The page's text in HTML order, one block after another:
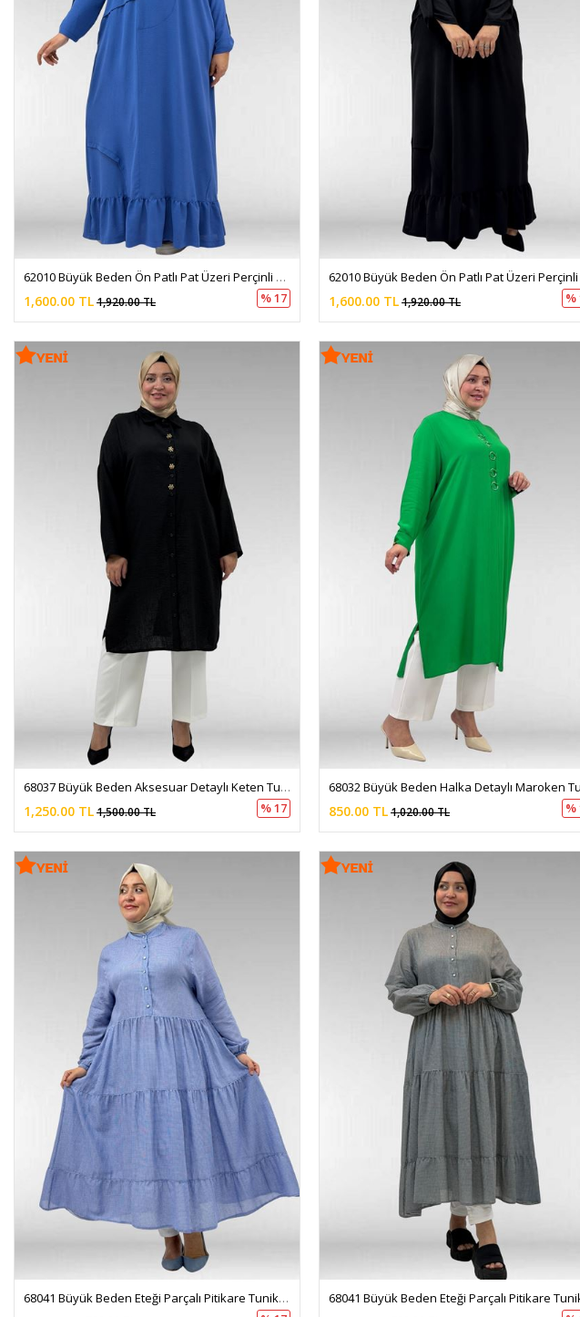
62010 Büyük Beden Ön Patlı Pat Üzeri Perçinli Airobin Elbise - İndigo
1,600.00 TL1,920.00 TL % 17 1,600.00 TL1,920.00 TL %
68037 Büyük Beden Aksesuar Detaylı Keten Tunik - Siyah
1,250.00 TL1,500.00 TL % 17 850.00 TL1,020.00 TL %
68041 Büyük Beden Eteği Parçalı Pitikare Tunik - Pitikare Saks